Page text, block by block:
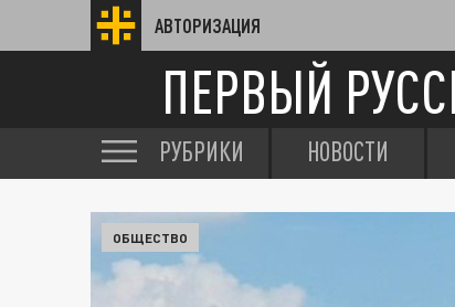
АВТОРИЗАЦИЯ
ПЕРВЫЙ
РУБРИКИ НОВОСТИ
ОБЩЕСТВО